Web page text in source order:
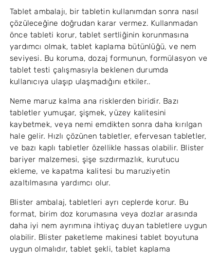
Tablet ambalajı, bir tabletin kullanımdan sonra nasıl
çözüleceğine doğrudan karar vermez. Kullanmadan
önce tableti korur, tablet sertliğinin korunmasına
yardımcı olmak, tablet kaplama bütünlüğü, ve nem
seviyesi. Bu koruma, dozaj formunun, formülasyon ve
tablet testi çalışmasıyla beklenen durumda
kullanıcıya ulaşıp ulaşmadığını etkiler..
Neme maruz kalma ana risklerden biridir. Bazı
tabletler yumuşar, şişmek, yüzey kalitesini
kaybetmek, veya nemi emdikten sonra daha kırılgan
hale gelir. Hızlı çözünen tabletler, efervesan tabletler,
ve bazı kaplı tabletler özellikle hassas olabilir. Blister
bariyer malzemesi, şişe sızdırmazlık, kurutucu
ekleme, ve kapatma kalitesi bu maruziyetin
azaltılmasına yardımcı olur.
Blister ambalaj, tabletleri ayrı ceplerde korur. Bu
format, birim doz korumasına veya dozlar arasında
daha iyi nem ayrımına ihtiyaç duyan tabletlere uygun
olabilir. Blister paketleme makinesi tablet boyutuna
uygun olmalıdır, tablet şekli, tablet kaplama